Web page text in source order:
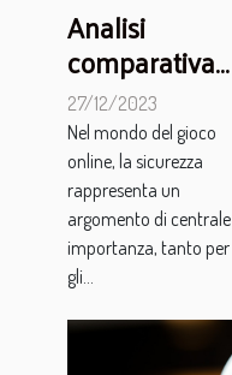
Analisi
comparativa
delle misure di
sicurezza nei
siti di
scommesse
AAMS e non-
AAMS
27/12/2023
Nel mondo del gioco
online, la sicurezza
rappresenta un
argomento di centrale
importanza, tanto per
gli...